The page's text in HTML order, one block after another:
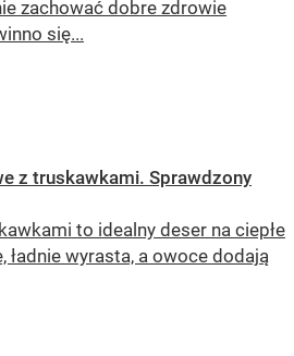
zachować dobre zdrowie
się...
z truskawkami. Sprawdzony
to idealny deser na ciepłe
wyrasta, a owoce dodają